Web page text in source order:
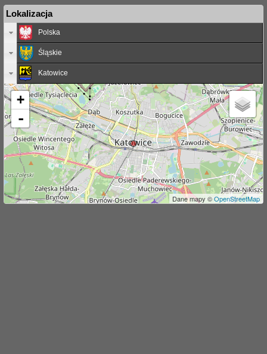
ś
t
a
j
Lokalizacja
Polska
Śląskie
Katowice
+
-
Dane mapy ©OpenStreetMap